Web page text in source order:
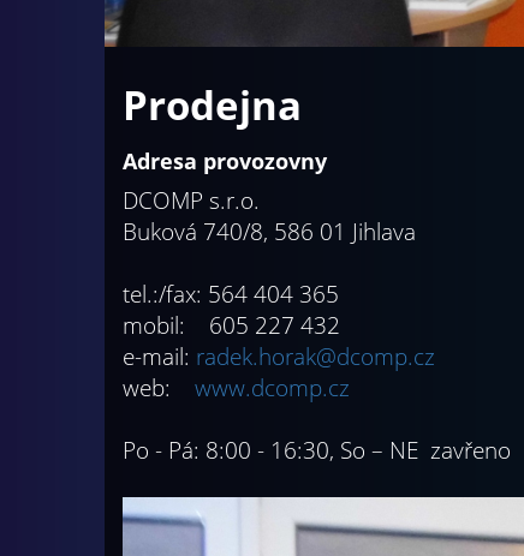
Prodejna
Adresa provozovny
DCOMP s.r.o.
Buková 740/8, 586 01 Jihlava
tel.:/fax: 564 404 365
mobil: 605 227 432
e-mail: radek.horak@dcomp.cz
web: www.dcomp.cz
Po - Pá: 8:00 - 16:30, So – NE zavřeno